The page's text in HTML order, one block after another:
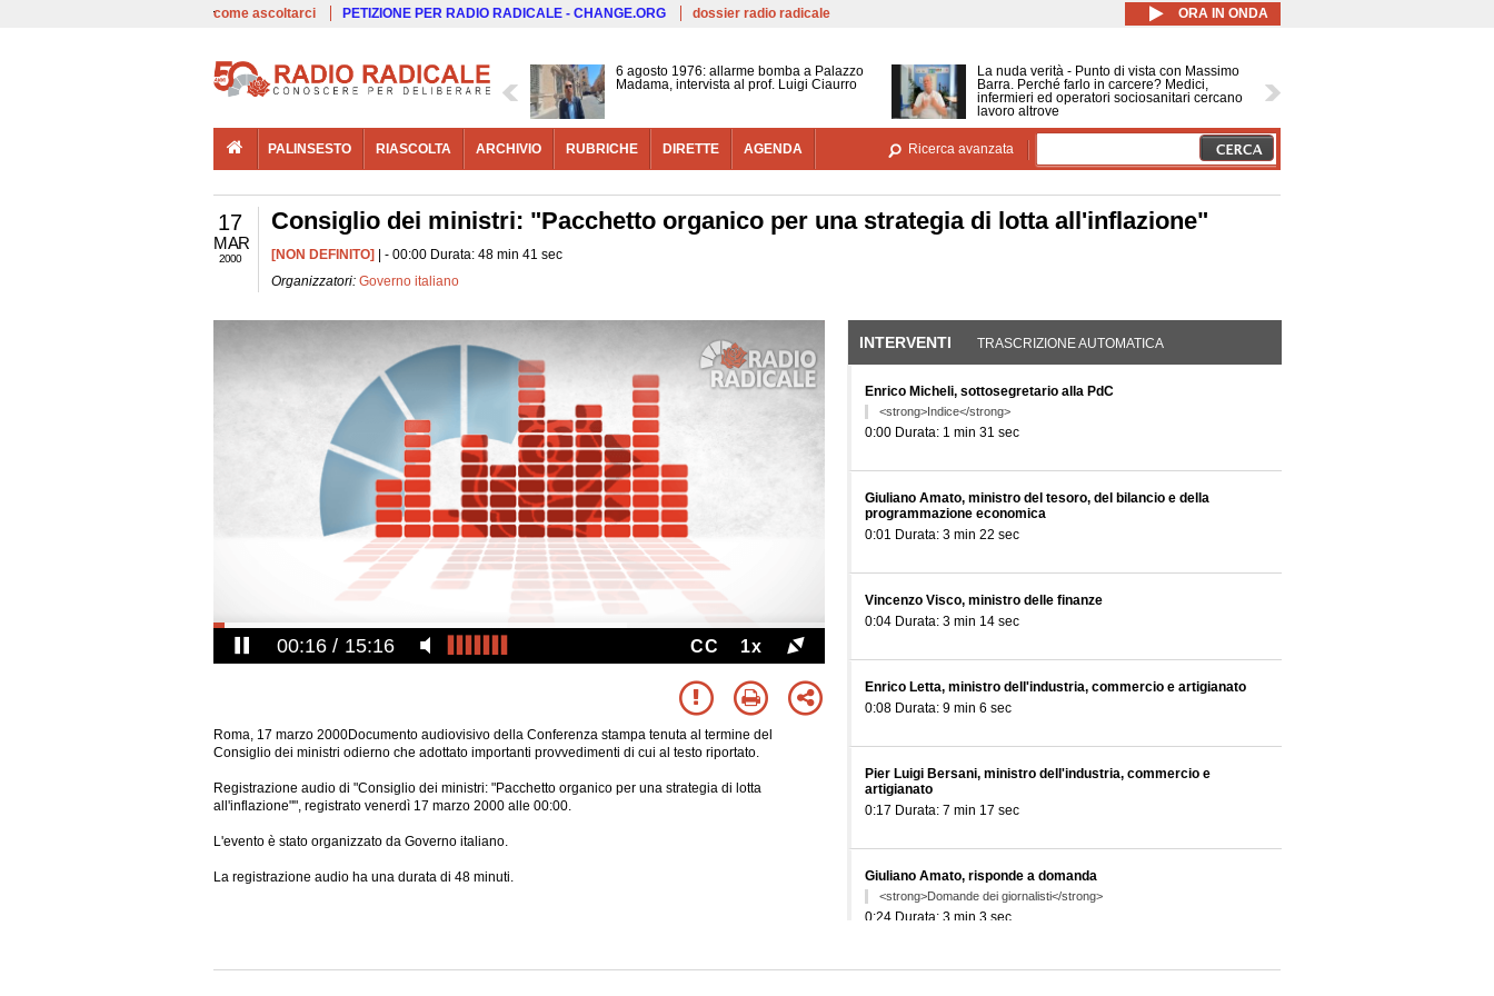
Salta al contenuto principale
come ascoltarci PETIZIONE PER RADIO RADICALE - CHANGE.ORG dossier radio radicale ORA IN ONDA
6 agosto 1976: allarme bomba a Palazzo
Madama, intervista al prof. Luigi Ciaurro
La nuda verità - Punto di vista con Massimo
Barra. Perché farlo in carcere? Medici,
infermieri ed operatori sociosanitari cercano
lavoro altrove
PALINSESTO RIASCOLTA ARCHIVIO RUBRICHE DIRETTE AGENDA Ricerca avanzata
17
MAR
2000
Consiglio dei ministri: "Pacchetto organico per una strategia di lotta all'inflazione"
[NON DEFINITO]
| - 00:00 Durata: 48 min 41 sec
Organizzatori: Governo italiano
00:17 15:16 CC 1x
Roma, 17 marzo 2000Documento audiovisivo della Conferenza stampa tenuta al termine del
Consiglio dei ministri odierno che adottato importanti provvedimenti di cui al testo riportato.
Registrazione audio di "Consiglio dei ministri: "Pacchetto organico per una strategia di lotta
all'inflazione"", registrato venerdì 17 marzo 2000 alle 00:00.
L'evento è stato organizzato da Governo italiano.
La registrazione audio ha una durata di 48 minuti.
INTERVENTI (SCHEDA ATTIVA)
TRASCRIZIONE AUTOMATICA
Enrico Micheli, sottosegretario alla PdC
<strong>Indice</strong>
0:00 Durata: 1 min 31 sec
Giuliano Amato, ministro del tesoro, del bilancio e della
programmazione economica
0:01 Durata: 3 min 22 sec
Vincenzo Visco, ministro delle finanze
0:04 Durata: 3 min 14 sec
Enrico Letta, ministro dell'industria, commercio e artigianato
0:08 Durata: 9 min 6 sec
Pier Luigi Bersani, ministro dell'industria, commercio e
artigianato
0:17 Durata: 7 min 17 sec
Giuliano Amato, risponde a domanda
<strong>Domande dei giornalisti</strong>
0:24 Durata: 3 min 3 sec